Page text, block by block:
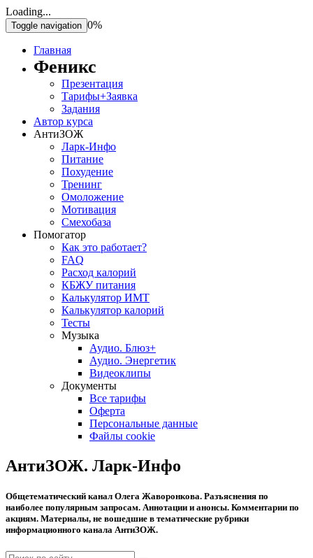
Loading...
Toggle navigation 0%
Главная
Феникс
Презентация
Тарифы+Заявка
Задания
Автор курса
АнтиЗОЖ
Ларк-Инфо
Питание
Похудение
Тренинг
Омоложение
Мотивация
Смехобаза
Помогатор
Как это работает?
FAQ
Расход калорий
КБЖУ питания
Калькулятор ИМТ
Калькулятор калорий
Тесты
Музыка
Аудио. Блюз+
Аудио. Энергетик
Видеоклипы
Документы
Все тарифы
Оферта
Персональные данные
Файлы cookie
АнтиЗОЖ. Ларк-Инфо
Общетематический канал Олега Жаворонкова. Разъяснения по
наиболее популярным запросам. Аннотации и анонсы. Комментарии по
акциям. Материалы, не вошедшие в тематические рубрики
информационного канала АнтиЗОЖ.